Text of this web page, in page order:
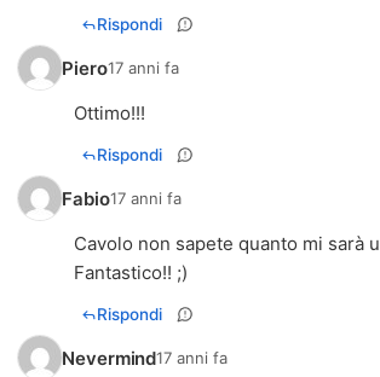
Rispondi
Piero17 anni fa
Ottimo!!!
Rispondi
Fabio17 anni fa
Cavolo non sapete quanto mi sarà
Fantastico!! ;)
Rispondi
Nevermind17 anni fa